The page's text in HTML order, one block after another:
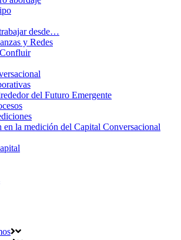
desde…
y Redes
del Futuro Emergente
en la medición del Capital Conversacional